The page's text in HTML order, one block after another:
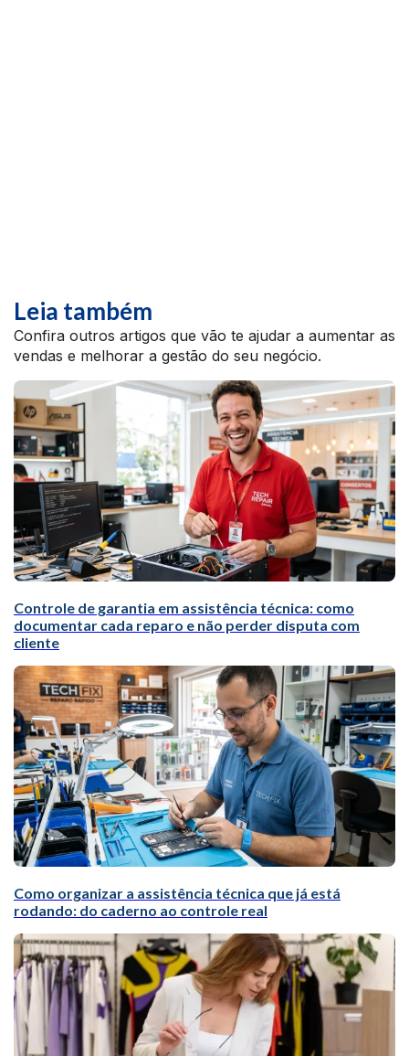
Leia também
Confira outros artigos que vão te ajudar a aumentar as
vendas e melhorar a gestão do seu negócio.
Controle de garantia em assistência técnica: como
documentar cada reparo e não perder disputa com
cliente
Como organizar a assistência técnica que já está
rodando: do caderno ao controle real